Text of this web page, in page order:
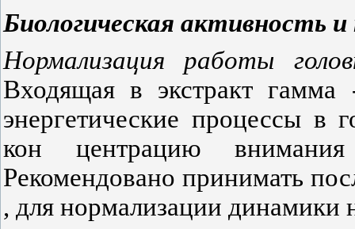
Биологическая активность и
Нормализация работы
Входящая в экстракт гамма
энергетические процессы в
кон­ центрацию
Рекомендовано принимать
, для нормали­зации динамики